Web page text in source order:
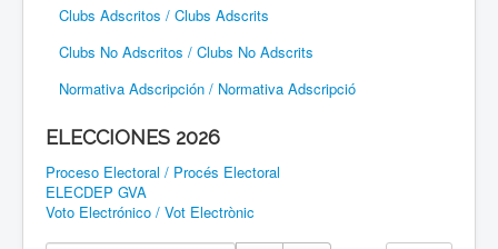
Clubs Adscritos / Clubs Adscrits
Clubs No Adscritos / Clubs No Adscrits
Normativa Adscripción / Normativa Adscripció
ELECCIONES 2026
Proceso Electoral / Procés Electoral
ELECDEP GVA
Voto Electrónico / Vot Electrònic